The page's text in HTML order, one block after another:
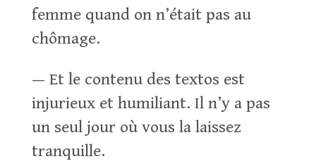
femme quand on n’était pas au
chômage.
— Et le contenu des textos est
injurieux et humiliant. Il n’y a pas
un seul jour où vous la laissez
tranquille.